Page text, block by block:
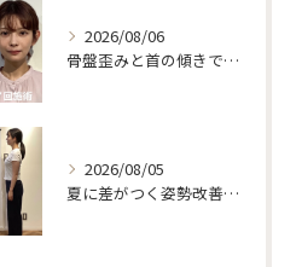
2026/08/06
骨盤歪みと首の傾きで顔が左右非対称に
2026/08/05
夏に差がつく姿勢改善の整体と脳覚醒法